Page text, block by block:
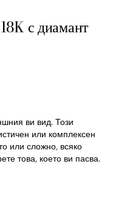
с диамант
ви вид. Този
или комплексен
или сложно, всяко
това, което ви пасва.